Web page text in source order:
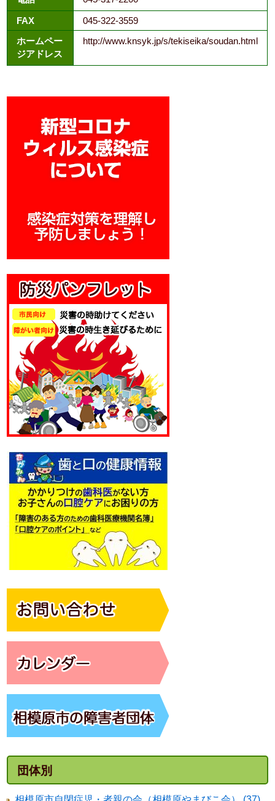
FAX
045-322-3559
ホームペー
ジアドレス
http://www.knsyk.jp/s/tekiseika/soudan.html
団体別